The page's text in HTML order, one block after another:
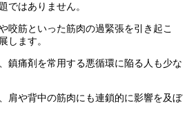
ではありません。
咬筋といった筋肉の過緊張を引き起こ
します。
鎮痛剤を常用する悪循環に陥る人も少な
肩や背中の筋肉にも連鎖的に影響を及ぼ